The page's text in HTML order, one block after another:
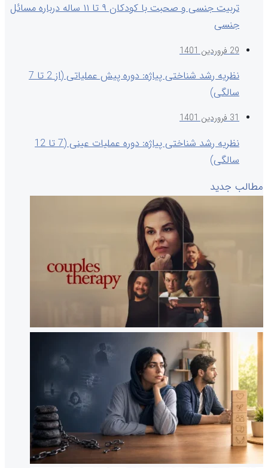
تربیت جنسی و صحبت با کودکان ۹ تا ۱۱ ساله درباره مسائل
جنسی
29 فروردین 1401
نظریه رشد شناختی پیاژه: دوره پیش عملیاتی (از 2 تا 7
سالگی)
31 فروردین 1401
نظریه رشد شناختی پیاژه: دوره عملیات عینی (7 تا 12
سالگی)
مطالب جدید